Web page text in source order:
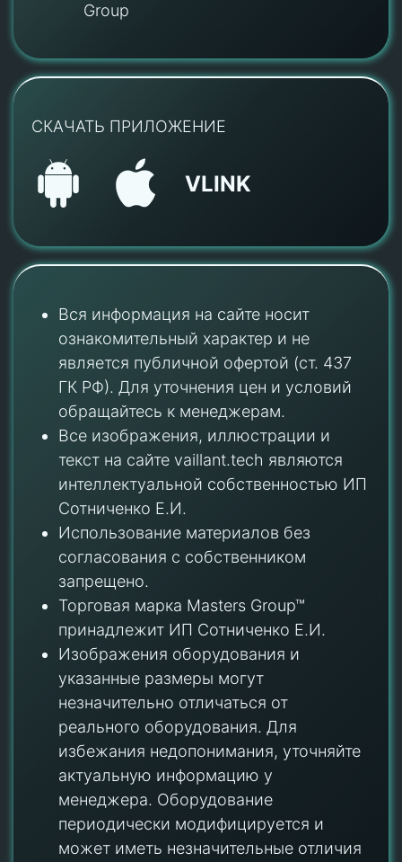
Group
СКАЧАТЬ ПРИЛОЖЕНИЕ
VLINK
Вся информация на сайте носит
ознакомительный характер и не
является публичной офертой (ст. 437
ГК РФ). Для уточнения цен и условий
обращайтесь к менеджерам.
Все изображения, иллюстрации и
текст на сайте vaillant.tech являются
интеллектуальной собственностью ИП
Сотниченко Е.И.
Использование материалов без
согласования с собственником
запрещено.
Торговая марка Masters Group™
принадлежит ИП Сотниченко Е.И.
Изображения оборудования и
указанные размеры могут
незначительно отличаться от
реального оборудования. Для
избежания недопонимания, уточняйте
актуальную информацию у
менеджера. Оборудование
периодически модифицируется и
может иметь незначительные отличия